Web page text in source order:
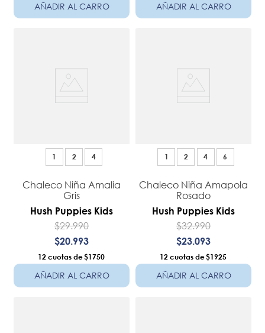
AÑADIR AL CARRO AÑADIR AL CARRO
1 2 4
Chaleco Niña Amalia
Gris
Hush Puppies Kids
$29.990
$20 993
12 $1750
AÑADIR AL CARRO
1 2 4 6
Chaleco Niña Amapola
Rosado
Hush Puppies Kids
$32.990
$23 093
12 $1925
AÑADIR AL CARRO